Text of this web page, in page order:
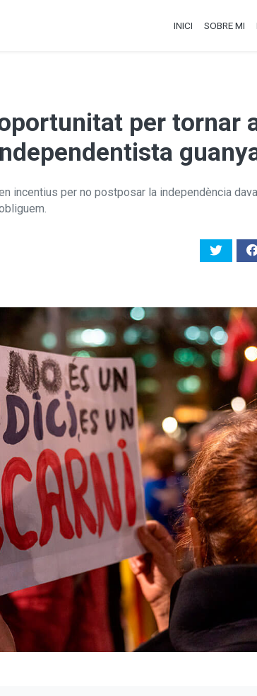
INICI SOBRE MI
per tornar
incentius per no postposar la independència